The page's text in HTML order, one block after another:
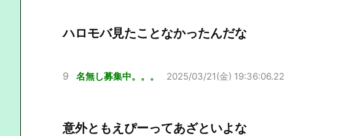
ハロモバ見たことなかったんだな
9 名無し募集中。。。 2025/03/21(金) 19:36:06.22
意外ともえぴーってあざといよな